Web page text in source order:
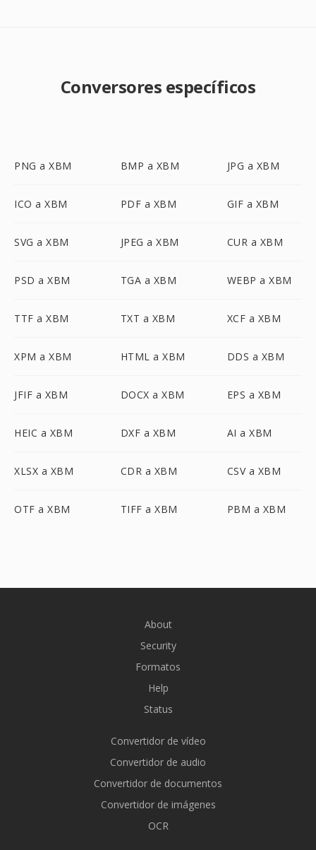
Conversores específicos
PNG a XBM BMP a XBM JPG a XBM
ICO a XBM PDF a XBM GIF a XBM
SVG a XBM JPEG a XBM CUR a XBM
PSD a XBM TGA a XBM WEBP a XBM
TTF a XBM TXT a XBM XCF a XBM
XPM a XBM HTML a XBM DDS a XBM
JFIF a XBM DOCX a XBM EPS a XBM
HEIC a XBM DXF a XBM AI a XBM
XLSX a XBM CDR a XBM CSV a XBM
OTF a XBM TIFF a XBM PBM a XBM
About
Security
Formatos
Help
Status
Convertidor de vídeo
Convertidor de audio
Convertidor de documentos
Convertidor de imágenes
OCR